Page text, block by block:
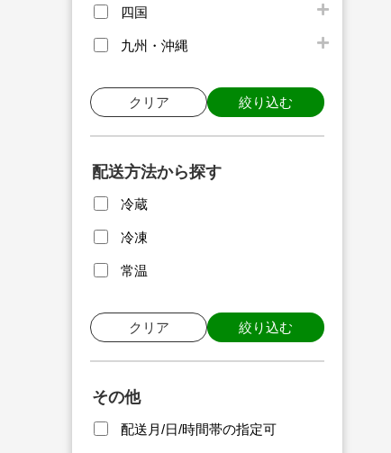
四国
九州・沖縄
クリア 絞り込む
配送方法から探す
冷蔵
冷凍
常温
クリア 絞り込む
その他
配送月/日/時間帯の指定可